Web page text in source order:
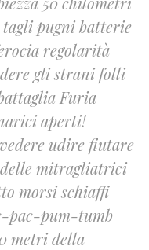
pugni batterie
regolarità
gli strani folli
Furia
aperti!
udire fiutare
mitragliatrici
morsi schiaffi
pac-pum-tumb
metri della